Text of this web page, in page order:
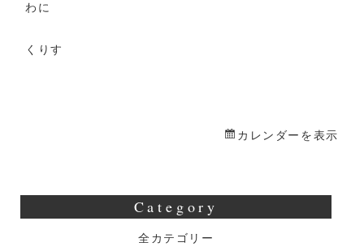
り
バ
わに
くりす
カレンダーを表示
Category
全カテゴリー